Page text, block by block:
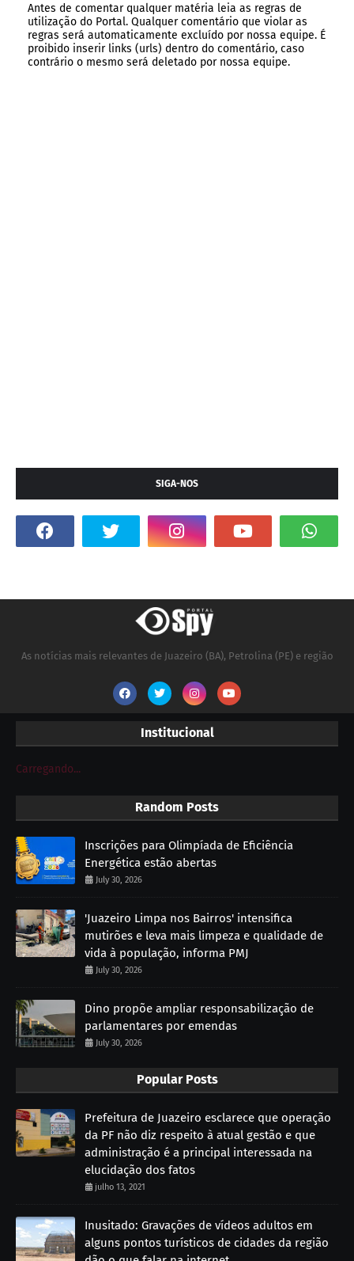
Antes de comentar qualquer matéria leia as regras de
utilização do Portal. Qualquer comentário que violar as
regras será automaticamente excluído por nossa equipe. É
proibido inserir links (urls) dentro do comentário, caso
contrário o mesmo será deletado por nossa equipe.
SIGA-NOS
As notícias mais relevantes de Juazeiro (BA), Petrolina (PE) e região
Institucional
Carregando...
Random Posts
Inscrições para Olimpíada de Eficiência
Energética estão abertas
July 30, 2026
'Juazeiro Limpa nos Bairros' intensifica
mutirões e leva mais limpeza e qualidade de
vida à população, informa PMJ
July 30, 2026
Dino propõe ampliar responsabilização de
parlamentares por emendas
July 30, 2026
Popular Posts
Prefeitura de Juazeiro esclarece que operação
da PF não diz respeito à atual gestão e que
administração é a principal interessada na
elucidação dos fatos
julho 13, 2021
Inusitado: Gravações de vídeos adultos em
alguns pontos turísticos de cidades da região